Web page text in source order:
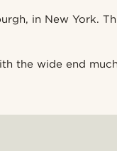
in New York.
the wide end